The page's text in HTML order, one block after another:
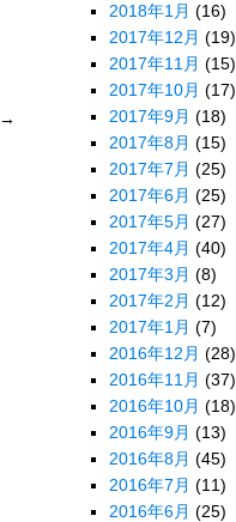
→
2018年1月 (16)
2017年12月 (19)
2017年11月 (15)
2017年10月 (17)
2017年9月 (18)
2017年8月 (15)
2017年7月 (25)
2017年6月 (25)
2017年5月 (27)
2017年4月 (40)
2017年3月 (8)
2017年2月 (12)
2017年1月 (7)
2016年12月 (28)
2016年11月 (37)
2016年10月 (18)
2016年9月 (13)
2016年8月 (45)
2016年7月 (11)
2016年6月 (25)